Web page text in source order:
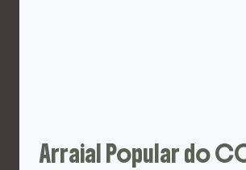
Arraial Popular do